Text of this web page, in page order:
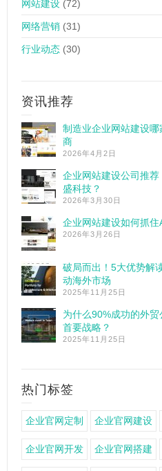
网站建设 (72)
网络营销 (31)
行业动态 (30)
资讯推荐
制造业企业网站建设
商
2026年4月2日
企业网站建设公司推
盛科技？
2026年3月30日
企业网站建设如何抓住
2026年3月26日
破局而出！5大优势解
动海外市场
2025年11月25日
为什么90%成功的外
首要战略？
2025年11月25日
热门标签
企业官网定制 企业官网建设
企业官网开发 企业官网搭建